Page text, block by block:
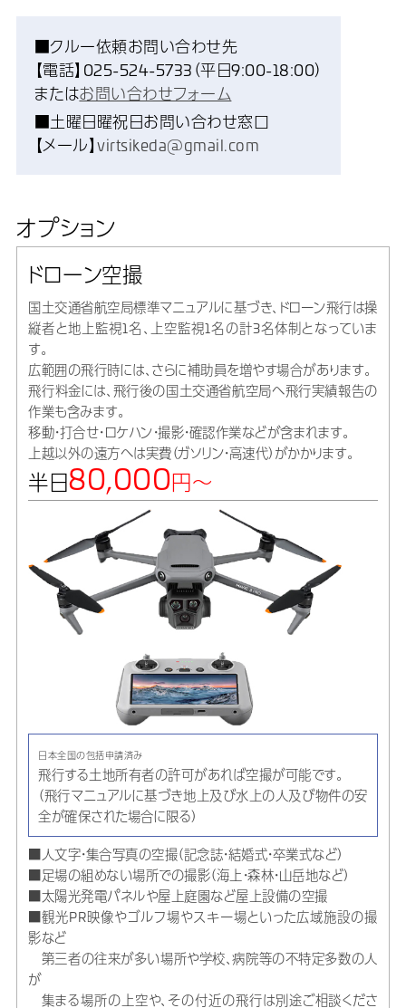
■クルー依頼お問い合わせ先
【電話】025-524-5733（平日9:00-18:00）
またはお問い合わせフォーム
■土曜日曜祝日お問い合わせ窓口
【メール】virtsikeda@gmail.com
オプション
ドローン空撮
国土交通省航空局標準マニュアルに基づき、ドローン飛行は操
縦者と地上監視1名、上空監視1名の計3名体制となっていま
す。
広範囲の飛行時には、さらに補助員を増やす場合があります。
飛行料金には、飛行後の国土交通省航空局へ飛行実績報告の
作業も含みます。
移動・打合せ・ロケハン・撮影・確認作業などが含まれます。
上越以外の遠方へは実費（ガソリン・高速代）がかかります。
半日80,000円～
日本全国の包括申請済み
飛行する土地所有者の許可があれば空撮が可能です。
（飛行マニュアルに基づき地上及び水上の人及び物件の安
全が確保された場合に限る）
■人文字・集合写真の空撮（記念誌・結婚式・卒業式など）
■足場の組めない場所での撮影（海上・森林・山岳地など）
■太陽光発電パネルや屋上庭園など屋上設備の空撮
■観光PR映像やゴルフ場やスキー場といった広域施設の撮
影など
第三者の往来が多い場所や学校、病院等の不特定多数の人
が
集まる場所の上空や、その付近の飛行は別途ご相談くださ